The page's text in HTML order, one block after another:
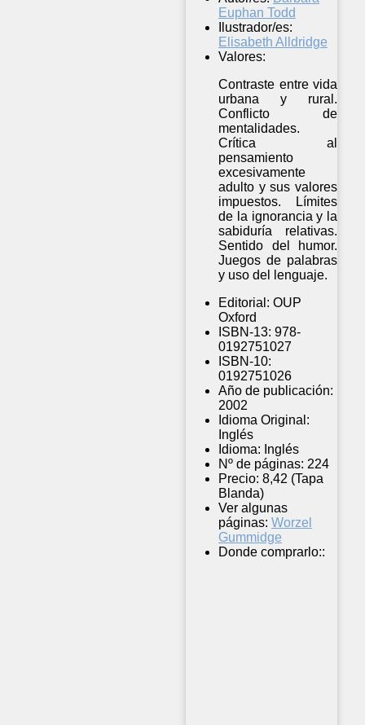
Euphan Todd
Ilustrador/es:
Elisabeth Alldridge
Valores:
Contraste entre vida
urbana y rural.
Conflicto de
mentalidades.
Crítica al
pensamiento
excesivamente
adulto y sus valores
impuestos. Límites
de la ignorancia y la
sabiduría relativas.
Sentido del humor.
Juegos de palabras
y uso del lenguaje.
Editorial: OUP
Oxford
ISBN-13: 978-
0192751027
ISBN-10:
0192751026
Año de publicación:
2002
Idioma Original:
Inglés
Idioma: Inglés
Nº de páginas: 224
Precio: 8,42 (Tapa
Blanda)
Ver algunas
páginas: Worzel
Gummidge
Donde comprarlo::